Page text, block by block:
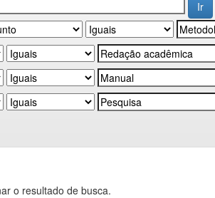
o resultado de busca.